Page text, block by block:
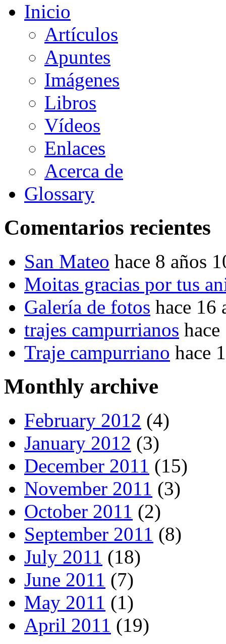
Inicio
Artículos
Apuntes
Imágenes
Libros
Vídeos
Enlaces
Acerca de
Glossary
Comentarios recientes
San Mateo hace 8 años
Moitas gracias por tus
Galería de fotos hace 16
trajes campurrianos
Traje campurriano hace
Monthly archive
February 2012 (4)
January 2012 (3)
December 2011 (15)
November 2011 (3)
October 2011 (2)
September 2011 (8)
July 2011 (18)
June 2011 (7)
May 2011 (1)
April 2011 (19)